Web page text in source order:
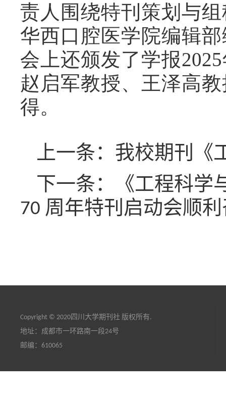
责人围绕特刊策划与
华西口腔医学院编辑
会上还颁发了学报2025
赵启军教授、王泽高
得。
上一条：我校期刊《
下一条：《工程科学
70 周年特刊启动会顺
Copyright © 2020四川大学期刊社 版权所有.
地址：成都市一环路南一段24号
邮编：610065